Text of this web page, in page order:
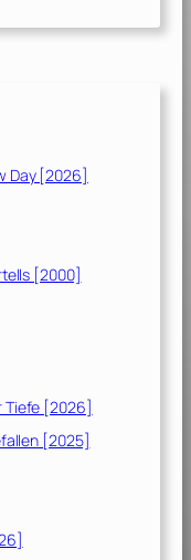
Day [2026]
[2000]
Tiefe [2026]
[2025]